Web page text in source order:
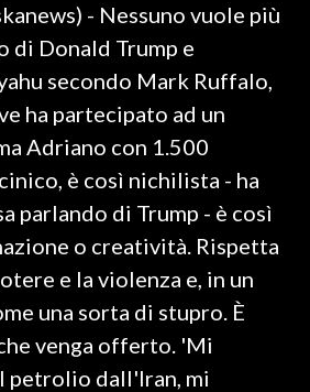
- Nessuno vuole più
di Donald Trump e
secondo Mark Ruffalo,
ha partecipato ad un
Adriano con 1.500
è così nichilista - ha
parlando di Trump - è così
o creatività. Rispetta
e la violenza e, in un
una sorta di stupro. È
venga offerto. 'Mi
dall'Iran, mi